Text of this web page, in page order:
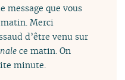
message que vous
Merci
d’être venu sur
ce matin. On
minute.